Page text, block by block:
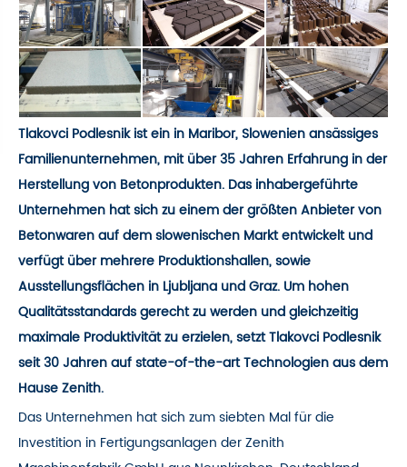
Tlakovci Podlesnik ist ein in Maribor, Slowenien ansässiges
Familienunternehmen, mit über 35 Jahren Erfahrung in der
Herstellung von Betonprodukten. Das inhabergeführte
Unternehmen hat sich zu einem der größten Anbieter von
Betonwaren auf dem slowenischen Markt entwickelt und
verfügt über mehrere Produktionshallen, sowie
Ausstellungsflächen in Ljubljana und Graz. Um hohen
Qualitätsstandards gerecht zu werden und gleichzeitig
maximale Produktivität zu erzielen, setzt Tlakovci Podlesnik
seit 30 Jahren auf state-of-the-art Technologien aus dem
Hause Zenith.
Das Unternehmen hat sich zum siebten Mal für die
Investition in Fertigungsanlagen der Zenith